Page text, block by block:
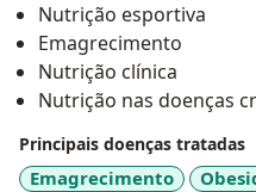
Nutrição esportiva
Emagrecimento
Nutrição clínica
Nutrição nas doenças
Principais doenças tratadas
Emagrecimento